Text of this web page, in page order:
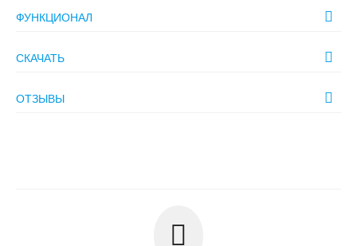
ФУНКЦИОНАЛ
СКАЧАТЬ
ОТЗЫВЫ